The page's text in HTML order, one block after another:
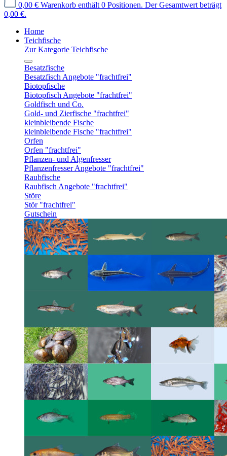
0,00 € Warenkorb enthält 0 Positionen. Der Gesamtwert beträgt
0,00 €.
Home
Teichfische
Zur Kategorie Teichfische
Besatzfische
Besatzfisch Angebote "frachtfrei"
Biotopfische
Biotopfisch Angebote "frachtfrei"
Goldfisch und Co.
Gold- und Zierfische "frachtfrei"
kleinbleibende Fische
kleinbleibende Fische "frachtfrei"
Orfen
Orfen "frachtfrei"
Pflanzen- und Algenfresser
Pflanzenfresser Angebote "frachtfrei"
Raubfische
Raubfisch Angebote "frachtfrei"
Störe
Stör "frachtfrei"
Gutschein